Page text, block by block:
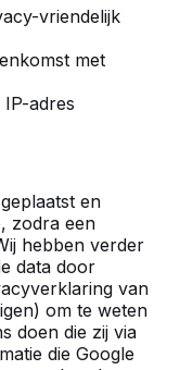
vriendelijk
met
adres
en
zodra een
hebben verder
data door
van
om te weten
doen die zij via
die Google